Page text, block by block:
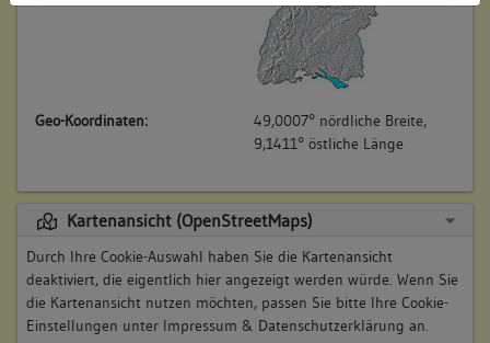
Geo-Koordinaten:
49,0007° nördliche Breite,
9,1411° östliche Länge
Kartenansicht (OpenStreetMaps)
Durch Ihre Cookie-Auswahl haben Sie die Kartenansicht
deaktiviert, die eigentlich hier angezeigt werden würde. Wenn Sie
die Kartenansicht nutzen möchten, passen Sie bitte Ihre Cookie-
Einstellungen unter Impressum & Datenschutzerklärung an.